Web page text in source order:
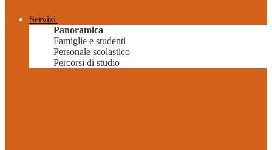
Servizi
Panoramica
Famiglie e studenti
Personale scolastico
Percorsi di studio